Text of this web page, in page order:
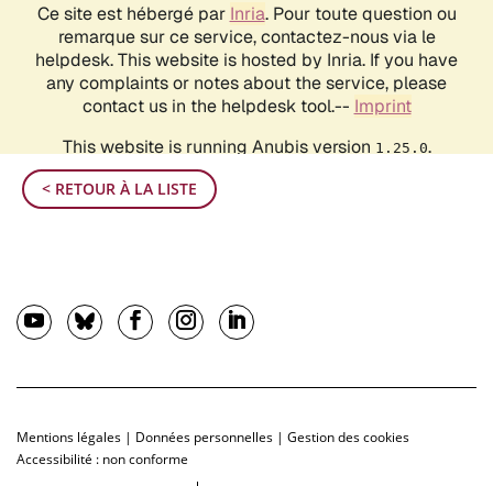
< RETOUR À LA LISTE
Mentions légales | Données personnelles | Gestion des cookies
Accessibilité : non conforme